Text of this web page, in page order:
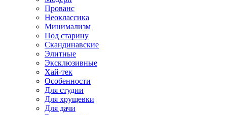
Прованс
Неоклассика
Минимализм
Под старину
Скандинавские
Элитные
Эксклюзивные
Хай-тек
Особенности
Для студии
Для хрущевки
Для дачи